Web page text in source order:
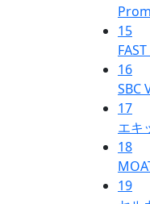
15
16
SBC
17
エキ
18
19